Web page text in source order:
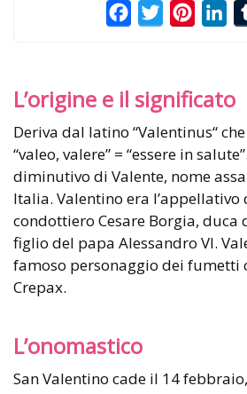
FacebookTwitter
L’origine e il significato
Deriva dal latino “Valentinus“ che risale al verbo
“valeo, valere” = “essere in
diminutivo di Valente, nome
Italia. Valentino era l’appellativo
condottiero Cesare Borgia, duca
figlio del papa Alessandro VI.
famoso personaggio dei fumetti
Crepax.
L’onomastico
San Valentino cade il 14